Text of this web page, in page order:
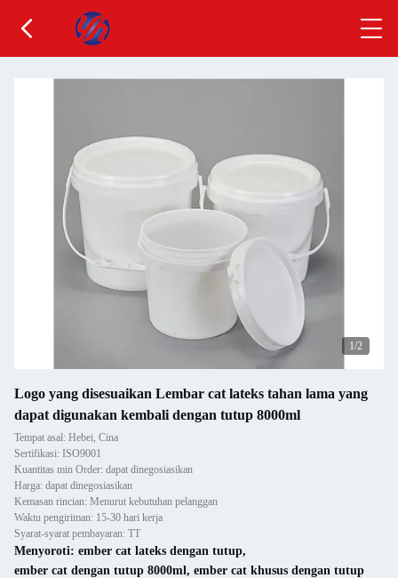
1/2
Logo yang disesuaikan Lembar cat lateks tahan lama yang
dapat digunakan kembali dengan tutup 8000ml
Tempat asal: Hebei, Cina
Sertifikasi: ISO9001
Kuantitas min Order: dapat dinegosiasikan
Harga: dapat dinegosiasikan
Kemasan rincian: Menurut kebutuhan pelanggan
Waktu pengiriman: 15-30 hari kerja
Syarat-syarat pembayaran: TT
Menyoroti: ember cat lateks dengan tutup,
ember cat dengan tutup 8000ml, ember cat khusus dengan tutup